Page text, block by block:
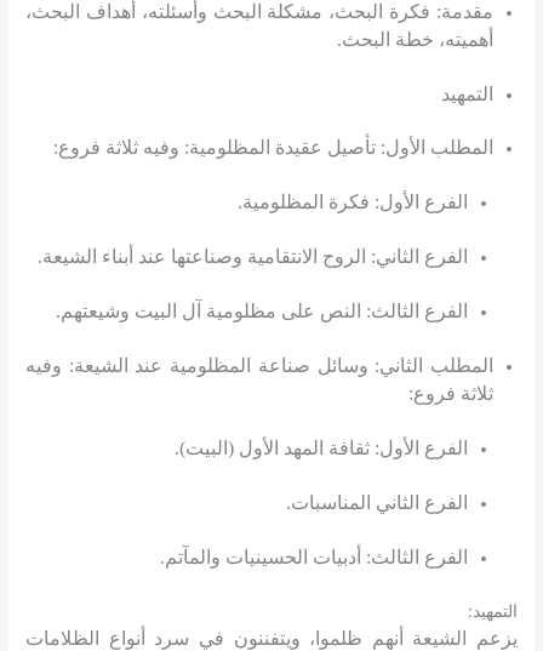
مقدمة: فكرة البحث، مشكلة البحث وأسئلته، أهداف البحث،
أهميته، خطة البحث.
التمهيد
المطلب الأول:تأصيل عقيدة المظلومية: وفيه ثلاثة فروع:
الفرع الأول: فكرة المظلومية.
الفرع الثاني: الروح الانتقامية وصناعتها عند أبناء الشيعة.
الفرع الثالث: النص على مظلومية آل البيت وشيعتهم.
المطلب الثاني: وسائل صناعة المظلومية عند الشيعة: وفيه
ثلاثة فروع:
الفرع الأول: ثقافة المهد الأول (البيت).
الفرع الثاني المناسبات.
الفرع الثالث: أدبيات الحسينيات والمآتم.
التمهيد:
يزعم الشيعة أنهم ظلموا، ويتفننون في سرد أنواع الظلامات